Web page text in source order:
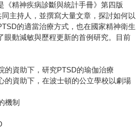
《精神疾病診斷與統計手冊》第四版
主持人，並撰寫大量文章，探討如何以
的適當治療方式，也在國家精神衛生
眼動減敏與歷程更新的首例研究。目前
的資助下，研究PTSD的瑜伽治療
的資助下，在波士頓的公立學校以劇場
機制